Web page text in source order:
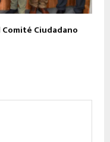
Ciudadano